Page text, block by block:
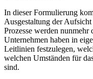
In dieser Formulierung
Ausgestaltung der
Prozesse werden
Unternehmen haben in
Leitlinien festzulegen,
welchen Umständen für
sind.